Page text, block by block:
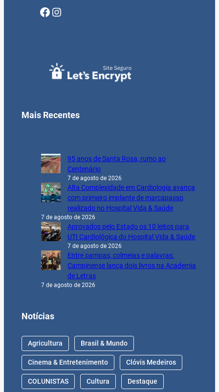
Facebook Instagram
Mais Recentes
95 anos de Santa Rosa, rumo ao
Centenário
7 de agosto de 2026
Alta Complexidade em Cardiologia avança
com primeiro implante de marcapasso
realizado no Hospital Vida & Saúde
7 de agosto de 2026
Aprovados pelo Estado os 10 leitos para
UTI Cardiológica do Hospital Vida & Saúde
7 de agosto de 2026
Entre pampas, colmeias e palavras:
Campinense lança dois livros na Academia
de Letras
7 de agosto de 2026
Notícias
Agricultura Brasil & Mundo
Cinema & Entretenimento Clóvis Medeiros
COLUNISTAS Cultura Destaque